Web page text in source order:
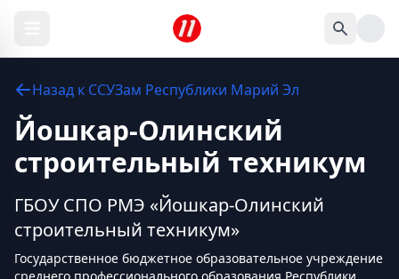
Назад к ССУЗам Республики Марий Эл
Йошкар-Олинский
строительный техникум
ГБОУ СПО РМЭ «Йошкар-Олинский
строительный техникум»
Государственное бюджетное образовательное учреждение